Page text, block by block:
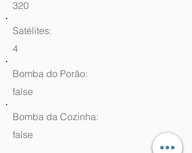
320
Satélites:
4
Bomba do Porão:
false
Bomba da Cozinha:
false